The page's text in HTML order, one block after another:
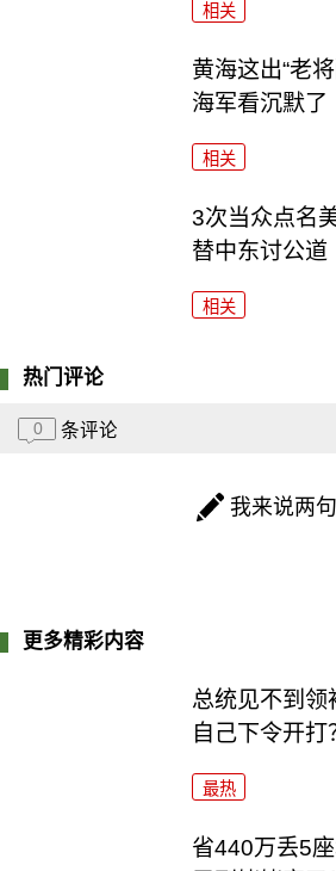
相关
黄海这出“老
海军看沉默了
相关
3次当众点名
替中东讨公道
相关
热门评论
0 条评论
我来说两句
更多精彩内容
总统见不到领
自己下令开打
最热
省440万丢5